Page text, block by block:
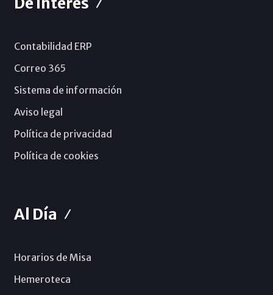
Contabilidad ERP
Correo 365
Sistema de información
Aviso legal
Política de privacidad
Política de cookies
Al Día
Horarios de Misa
Hemeroteca